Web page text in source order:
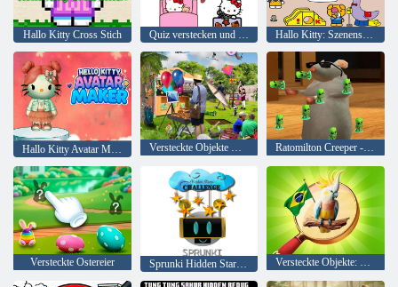
Hallo Kitty Cross Stich Quiz verstecken und suchen Hallo Kitty: Szenenschöpfer
Versteckte Objekte Urlaub in Brasilien Ratomilton Creeper -Anomalie
Versteckte Ostereier Sprunki Hidden Stars Challenge Versteckte Objekte: Urlaub in Brasilien